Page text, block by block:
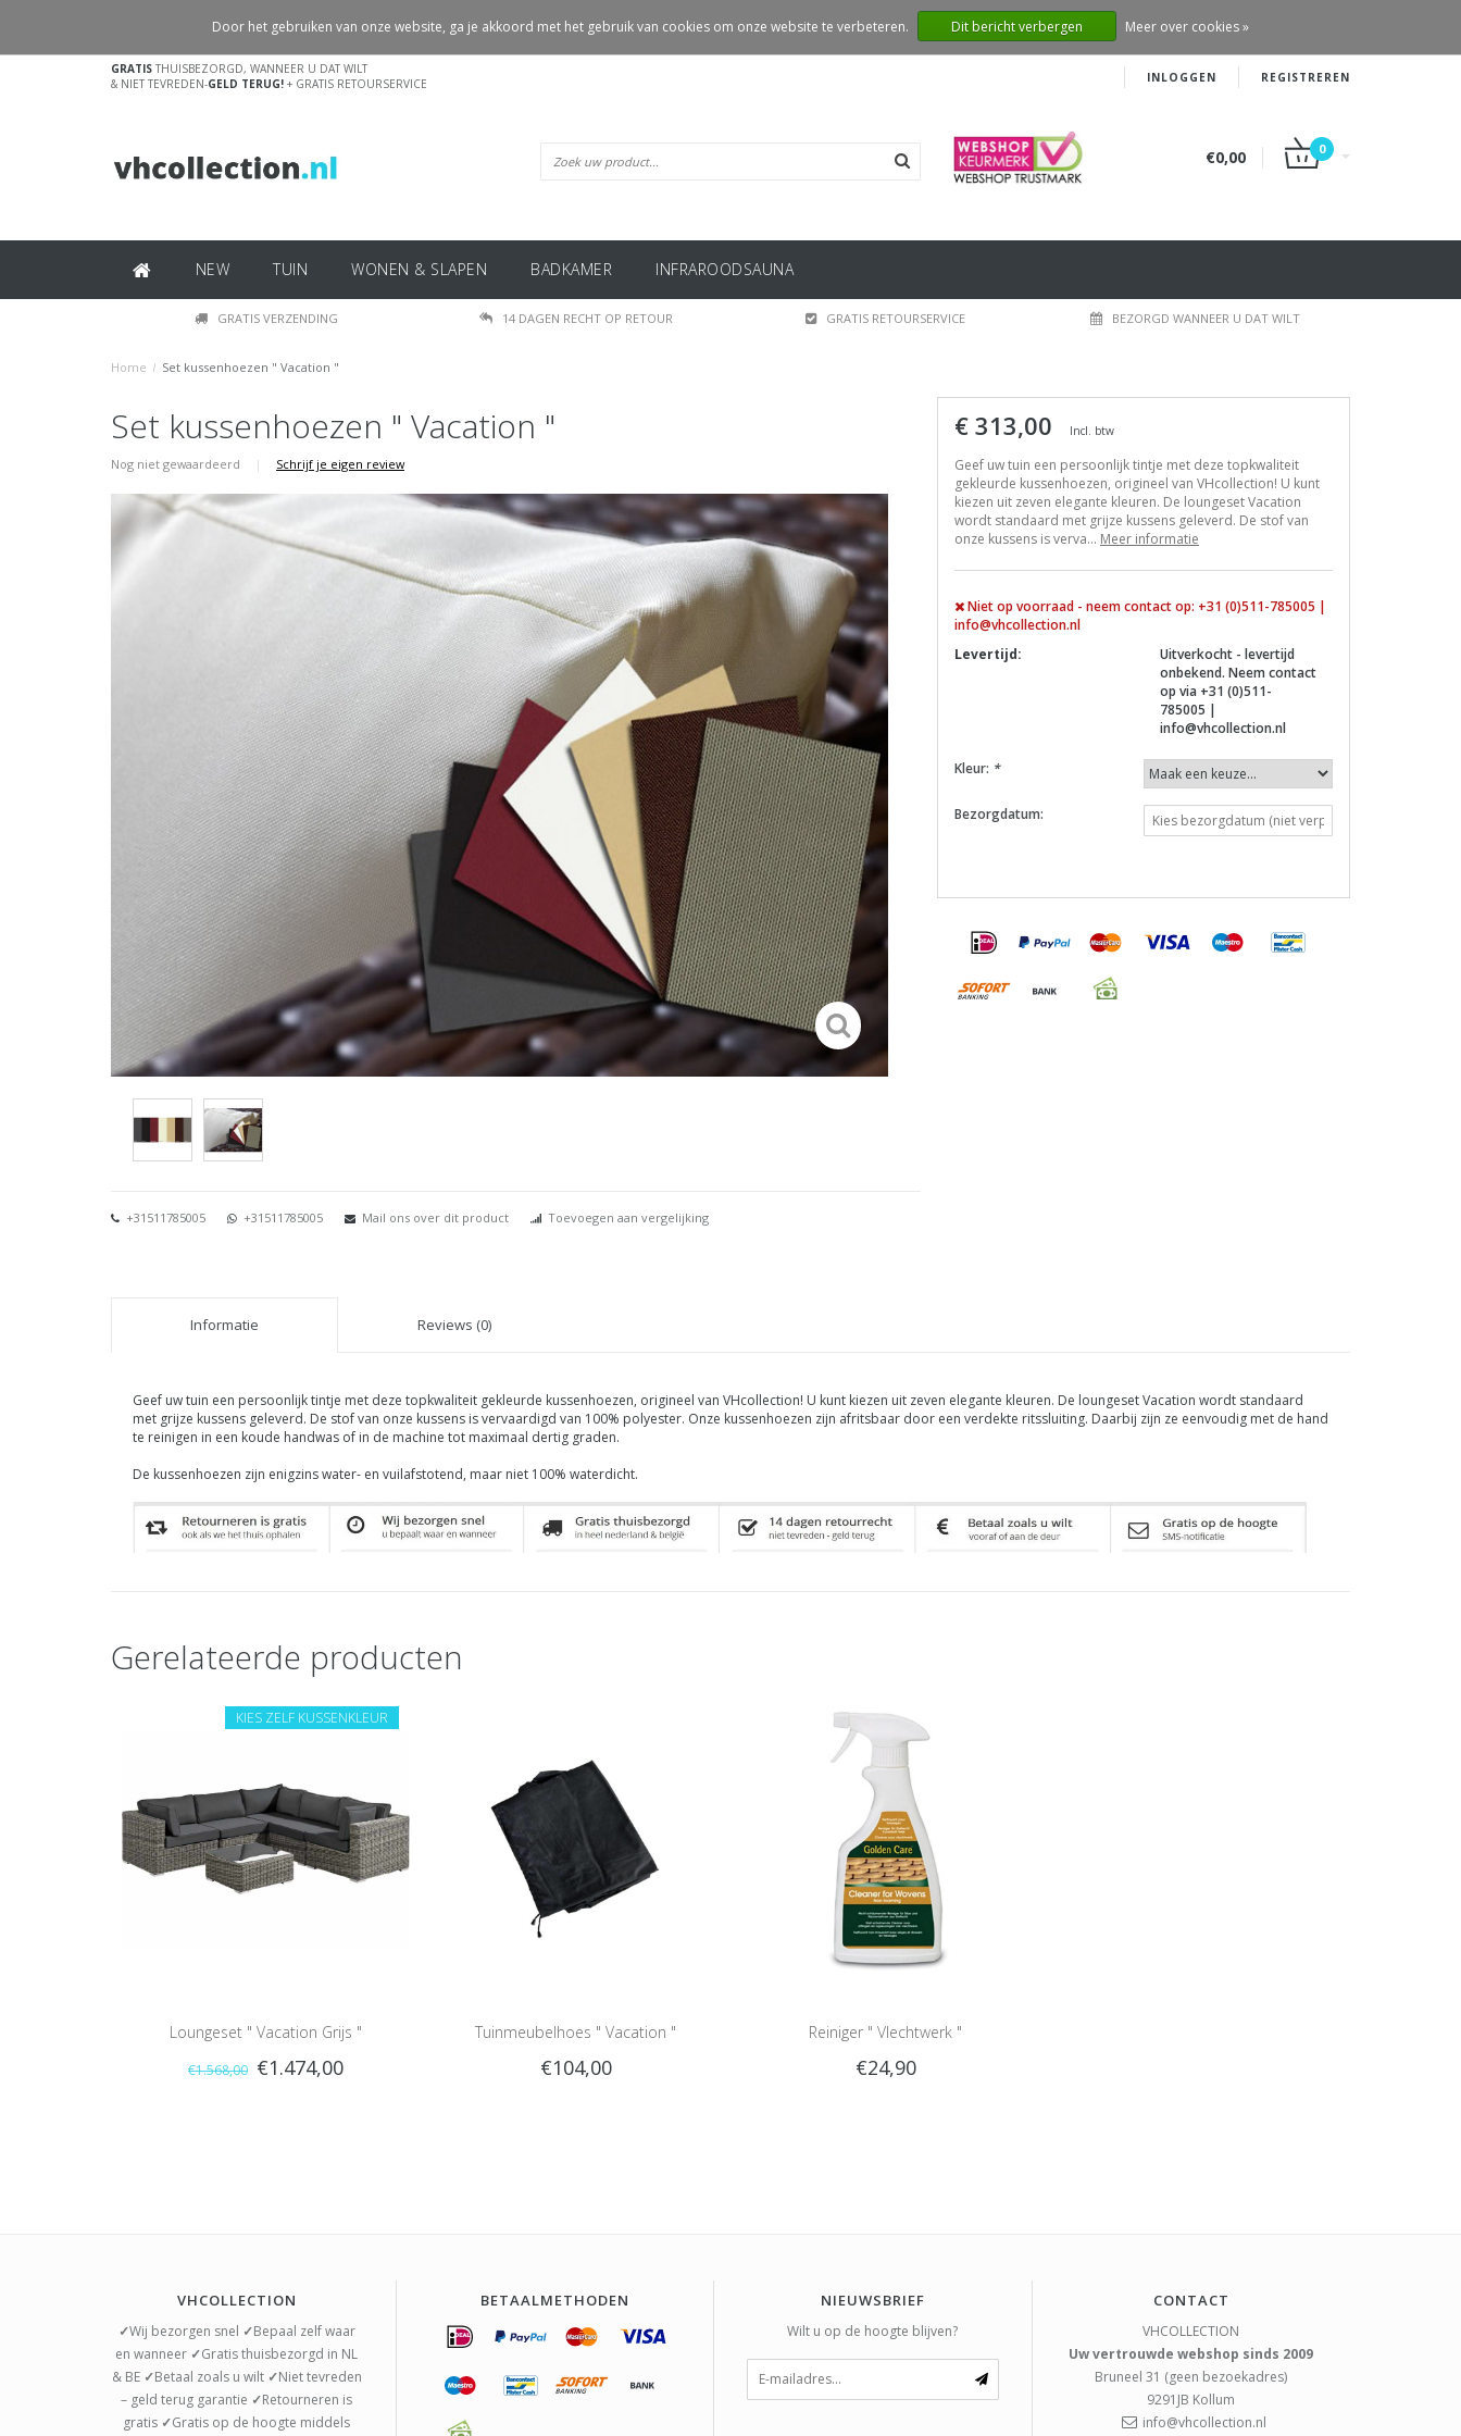
INLOGGEN REGISTREREN
GRATIS THUISBEZORGD, WANNEER U DAT WILT
& NIET TEVREDEN-GELD TERUG! + GRATIS RETOURSERVICE
€0,00 0
NEW TUIN WONEN & SLAPEN BADKAMER INFRAROODSAUNA
GRATIS VERZENDING 14 DAGEN RECHT OP RETOUR GRATIS RETOURSERVICE BEZORGD WANNEER U DAT WILT
Home / Set kussenhoezen " Vacation "
Set kussenhoezen " Vacation "
Nog niet gewaardeerd | Schrijf je eigen review
+31511785005 +31511785005 Mail ons over dit product Toevoegen aan vergelijking
€ 313,00 Incl. btw
Geef uw tuin een persoonlijk tintje met deze topkwaliteit
gekleurde kussenhoezen, origineel van VHcollection! U kunt
kiezen uit zeven elegante kleuren. De loungeset Vacation
wordt standaard met grijze kussens geleverd. De stof van
onze kussens is verva... Meer informatie
Niet op voorraad - neem contact op: +31 (0)511-785005 |
info@vhcollection.nl
Levertijd:
Uitverkocht - levertijd
onbekend. Neem contact
op via +31 (0)511-
785005 |
info@vhcollection.nl
Kleur: *
Bezorgdatum:
Informatie Reviews (0)
Geef uw tuin een persoonlijk tintje met deze topkwaliteit gekleurde kussenhoezen, origineel van VHcollection! U kunt kiezen uit zeven elegante kleuren. De loungeset Vacation wordt standaard
met grijze kussens geleverd. De stof van onze kussens is vervaardigd van 100% polyester. Onze kussenhoezen zijn afritsbaar door een verdekte ritssluiting. Daarbij zijn ze eenvoudig met de hand
te reinigen in een koude handwas of in de machine tot maximaal dertig graden.
De kussenhoezen zijn enigzins water- en vuilafstotend, maar niet 100% waterdicht.
Gerelateerde producten
KIES ZELF KUSSENKLEUR
Loungeset " Vacation Grijs "
€1.568,00 €1.474,00
Tuinmeubelhoes " Vacation "
€104,00
Reiniger " Vlechtwerk "
€24,90
VHCOLLECTION
✓Wij bezorgen snel ✓Bepaal zelf waar
en wanneer ✓Gratis thuisbezorgd in NL
& BE ✓Betaal zoals u wilt ✓Niet tevreden
– geld terug garantie ✓Retourneren is
gratis ✓Gratis op de hoogte middels
BETAALMETHODEN NIEUWSBRIEF
Wilt u op de hoogte blijven?
CONTACT
VHCOLLECTION
Uw vertrouwde webshop sinds 2009
Bruneel 31 (geen bezoekadres)
9291JB Kollum
info@vhcollection.nl
Door het gebruiken van onze website, ga je akkoord met het gebruik van cookies om onze website te verbeteren. Dit bericht verbergen Meer over cookies »